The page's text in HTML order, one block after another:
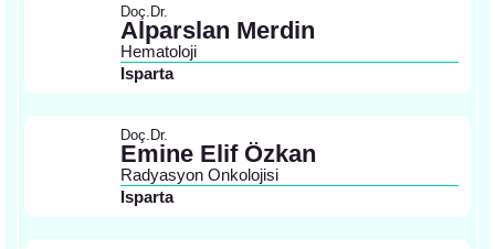
Doç.Dr.
Alparslan Merdin
Hematoloji
Isparta
Doç.Dr.
Emine Elif Özkan
Radyasyon Onkolojisi
Isparta